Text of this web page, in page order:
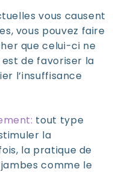
vous causent
vous pouvez faire
que celui-ci ne
est de favoriser la
l’insuffisance
tout type
la
la pratique de
comme le